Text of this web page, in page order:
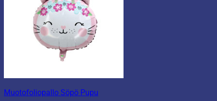
Muotofoliopallo Söpö Pupu